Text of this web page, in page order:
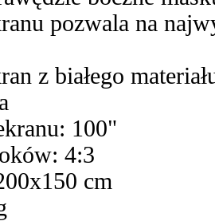
pozwala na
z białego
100"
4:3
cm